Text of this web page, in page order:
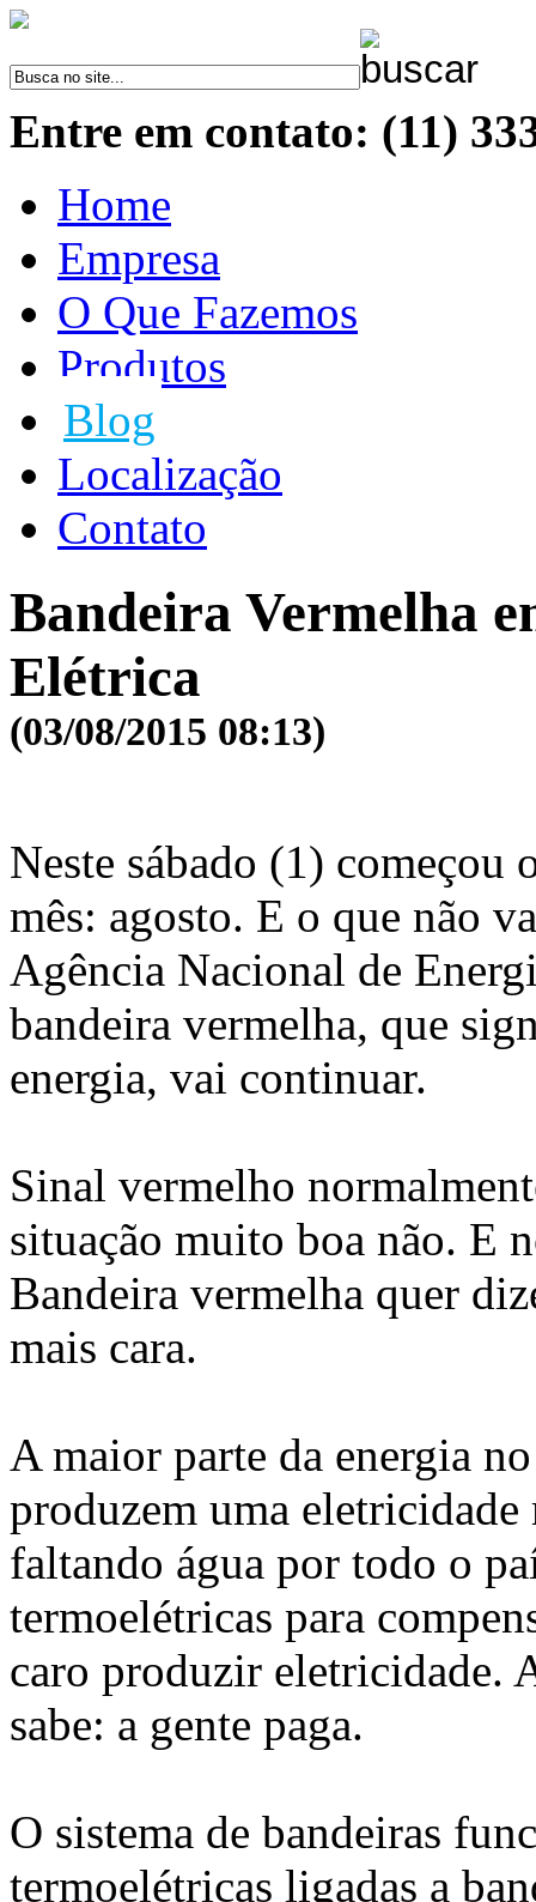
Entre em contato: (11)
Home
Empresa
O Que Fazemos
Produtos
Blog
Localização
Contato
Bandeira Vermelha
Elétrica
(03/08/2015 08:13)
Neste sábado (1) começou
mês: agosto. E o que não
Agência Nacional de
bandeira vermelha, que
energia, vai continuar.
Sinal vermelho
situação muito boa não. E
Bandeira vermelha quer
mais cara.
A maior parte da energia
produzem uma eletricidade
faltando água por todo o
termoelétricas para
caro produzir eletricidade.
sabe: a gente paga.
O sistema de bandeiras
termoelétricas ligadas a